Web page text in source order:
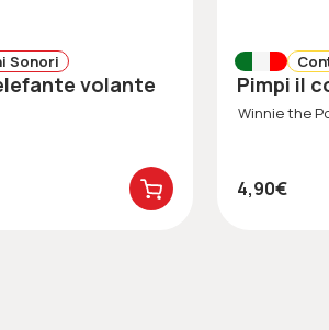
Sonori
volante Pimpi il
Winnie the
4,90€